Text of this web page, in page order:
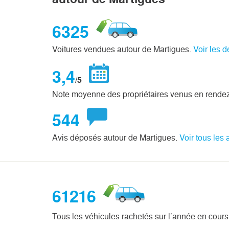
6325
Voitures vendues autour de Martigues. Voir les
3,4/5
Note moyenne des propriétaires venus en
544
Avis déposés autour de Martigues. Voir tous les
61216
Tous les véhicules rachetés sur l’année en